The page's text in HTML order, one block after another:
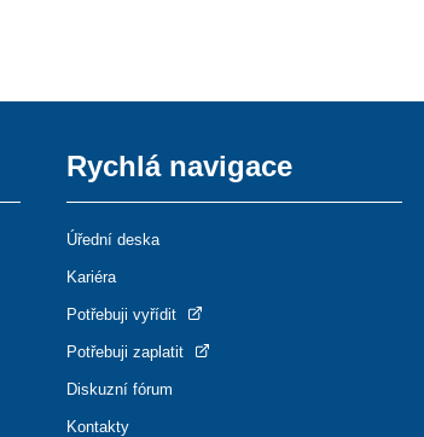
Rychlá navigace
Úřední deska
Kariéra
Potřebuji vyřídit
Potřebuji zaplatit
Diskuzní fórum
Kontakty